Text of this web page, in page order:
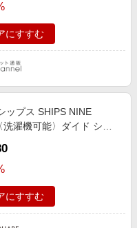
にすすむ
ップス SHIPS NINE
洗濯機可能〉ダイド シャ
にすすむ